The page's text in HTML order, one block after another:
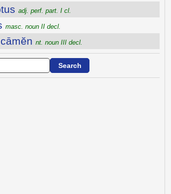
adj. perf. part. I cl.
masc. noun II decl.
nt. noun III decl.